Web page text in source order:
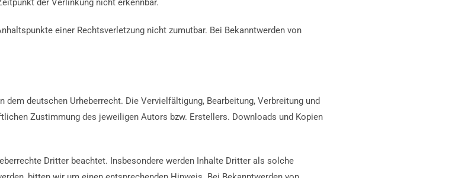
der Verlinkung nicht erkennbar.
einer Rechtsverletzung nicht zumutbar. Bei Bekanntwerden von
deutschen Urheberrecht. Die Vervielfältigung, Bearbeitung, Verbreitung und
Zustimmung des jeweiligen Autors bzw. Erstellers. Downloads und Kopien
Dritter beachtet. Insbesondere werden Inhalte Dritter als solche